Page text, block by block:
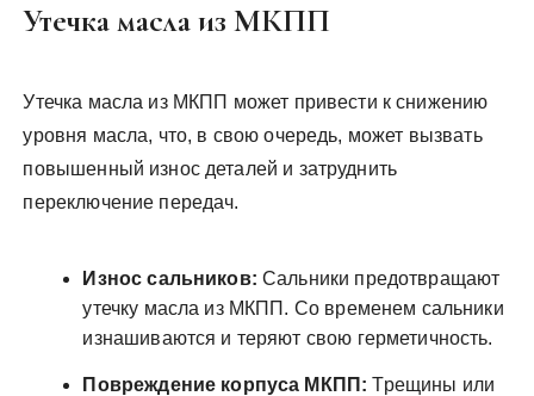
Утечка масла из МКПП
Утечка масла из МКПП может привести к снижению
уровня масла, что, в свою очередь, может вызвать
повышенный износ деталей и затруднить
переключение передач.
Износ сальников: Сальники предотвращают
утечку масла из МКПП. Со временем сальники
изнашиваются и теряют свою герметичность.
Повреждение корпуса МКПП: Трещины или